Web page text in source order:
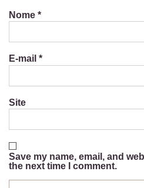
Nome *
E-mail *
Site
Save my name, email, and
the next time I comment.